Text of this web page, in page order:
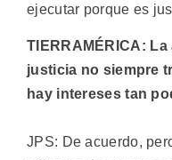
ejecutar porque es
TIERRAMÉRICA:
justicia no siempre
hay intereses tan
JPS: De acuerdo,